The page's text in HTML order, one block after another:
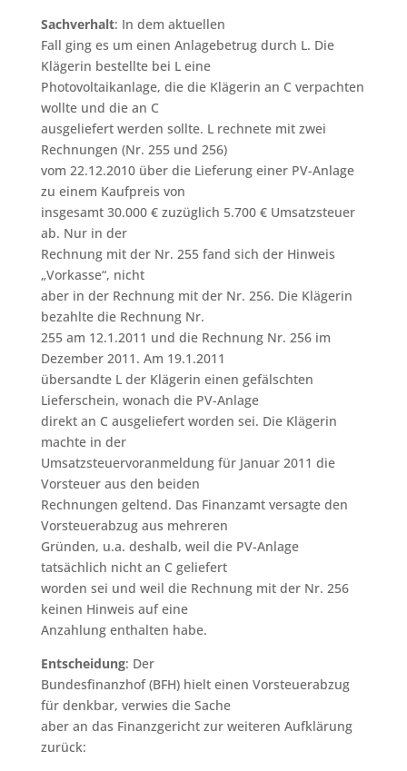
Sachverhalt: In dem aktuellen
Fall ging es um einen Anlagebetrug durch L. Die
Klägerin bestellte bei L eine
Photovoltaikanlage, die die Klägerin an C verpachten
wollte und die an C
ausgeliefert werden sollte. L rechnete mit zwei
Rechnungen (Nr. 255 und 256)
vom 22.12.2010 über die Lieferung einer PV-Anlage
zu einem Kaufpreis von
insgesamt 30.000 € zuzüglich 5.700 € Umsatzsteuer
ab. Nur in der
Rechnung mit der Nr. 255 fand sich der Hinweis
„Vorkasse“, nicht
aber in der Rechnung mit der Nr. 256. Die Klägerin
bezahlte die Rechnung Nr.
255 am 12.1.2011 und die Rechnung Nr. 256 im
Dezember 2011. Am 19.1.2011
übersandte L der Klägerin einen gefälschten
Lieferschein, wonach die PV-Anlage
direkt an C ausgeliefert worden sei. Die Klägerin
machte in der
Umsatzsteuervoranmeldung für Januar 2011 die
Vorsteuer aus den beiden
Rechnungen geltend. Das Finanzamt versagte den
Vorsteuerabzug aus mehreren
Gründen, u.a. deshalb, weil die PV-Anlage
tatsächlich nicht an C geliefert
worden sei und weil die Rechnung mit der Nr. 256
keinen Hinweis auf eine
Anzahlung enthalten habe.
Entscheidung: Der
Bundesfinanzhof (BFH) hielt einen Vorsteuerabzug
für denkbar, verwies die Sache
aber an das Finanzgericht zur weiteren Aufklärung
zurück: